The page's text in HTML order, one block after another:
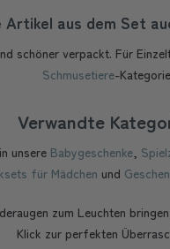
Artikel aus dem Set
schöner verpackt. Für
Schmusetiere-
Verwandte
unsere Babygeschenke,
für Mädchen und
zum Leuchten
Klick zur perfekten